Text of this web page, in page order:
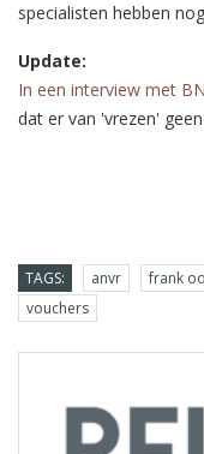
specialisten hebben
Update:
In een interview met
dat er van 'vrezen'
TAGS: anvr frank
vouchers